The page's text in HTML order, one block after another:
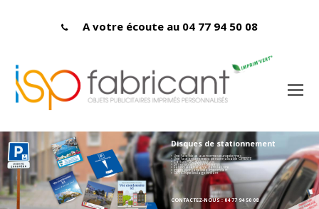
A votre écoute au 04 77 94 50 08
Disques de stationnement
> Une face bleue aux normes européennes
> Une face entièrement personnalisable OFFERTE
> Carton PEFC 400 microns
> Dimensions : 150 x 150 mmn
> Fabriqués en France dans la Loire
> Impression labellisée Imprim'vert
> OPTION pelliculage brillant
CONTACTEZ-NOUS : 04 77 94 50 08